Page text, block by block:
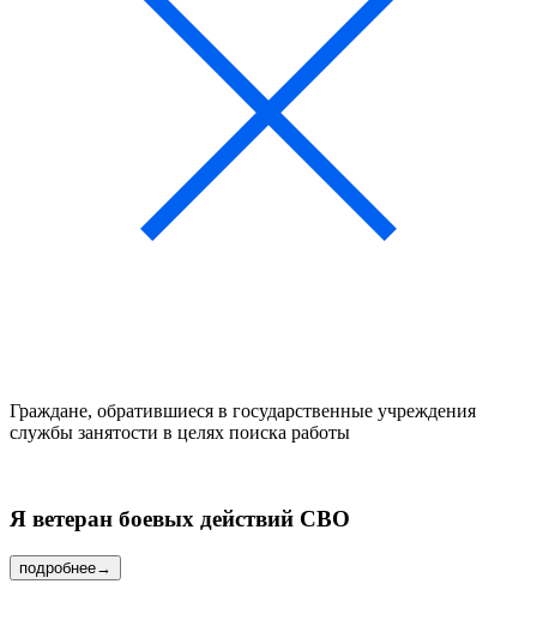
Граждане, обратившиеся в государственные учреждения
службы занятости в целях поиска работы
Я ветеран боевых действий СВО
подробнее→